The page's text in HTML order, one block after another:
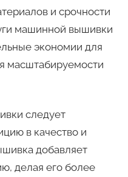
и срочности
машинной вышивки
экономии для
масштабируемости
следует
в качество и
добавляет
делая его более